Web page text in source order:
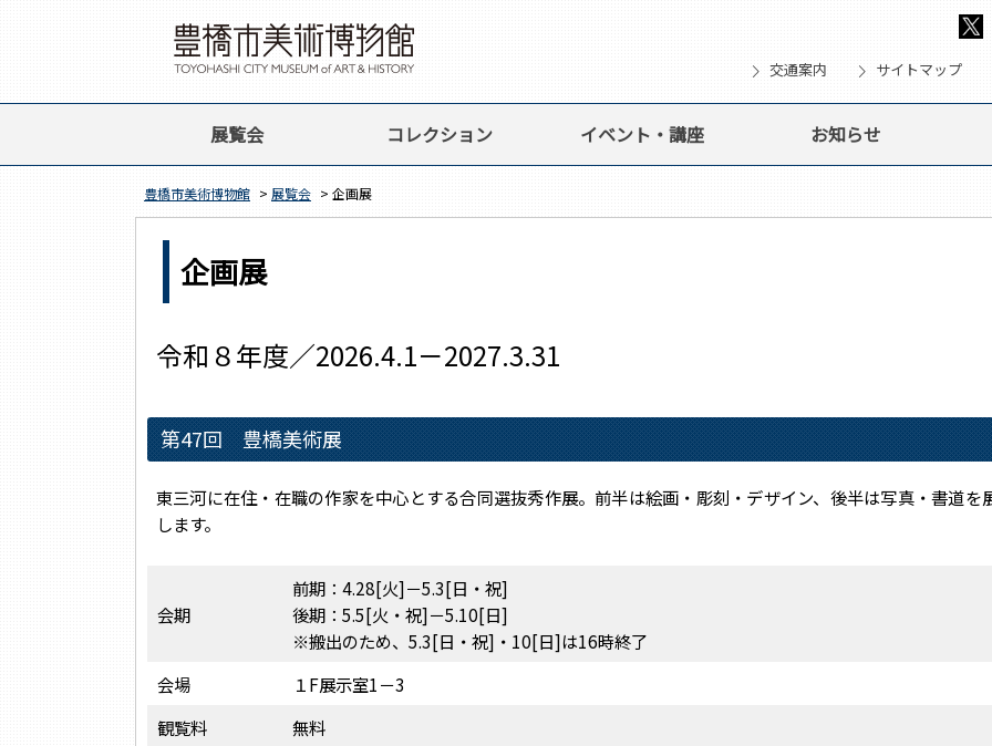
chevron_right 交通案内 chevron_right サイトマップ
展覧会 コレクション イベント・講座 お知らせ
豊橋市美術博物館 > 展覧会 > 企画展
企画展
令和８年度／2026.4.1－2027.3.31
第47回 豊橋美術展
東三河に在住・在職の作家を中心とする合同選抜秀作展。前半は絵画・彫刻・デザイン、後半は写真・書道を
します。
会期
前期：4.28[火]－5.3[日・祝]
後期：5.5[火・祝]－5.10[日]
※搬出のため、5.3[日・祝]・10[日]は16時終了
会場
１F展示室1－3
観覧料
無料